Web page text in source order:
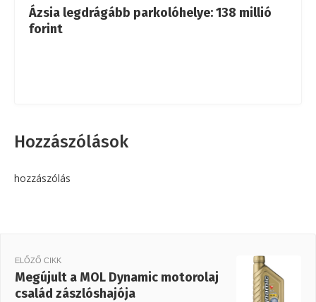
Ázsia legdrágább parkolóhelye: 138 millió
forint
Hozzászólások
hozzászólás
ELŐZŐ CIKK
Megújult a MOL Dynamic motorolaj
család zászlóshajója